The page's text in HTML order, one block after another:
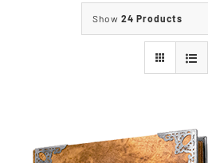
ինչ ենք անում
մամուլ
Show 24 Products